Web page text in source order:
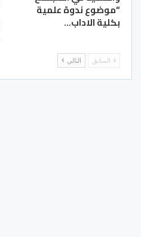
“موضوع ندوة علمية
بكلية الاداب…
السابق التالي